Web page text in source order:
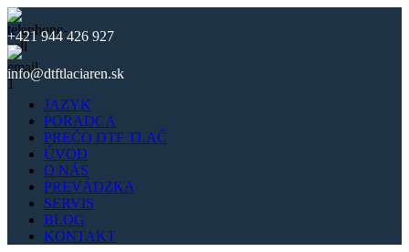
+421 944 426 927
info@dtftlaciaren.sk
JAZYK
PORADCA
PREČO DTF TLAČ
ÚVOD
O NÁS
PREVÁDZKA
SERVIS
BLOG
KONTAKT